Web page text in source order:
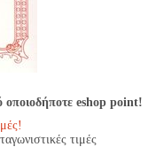
eshop point!
τιμές